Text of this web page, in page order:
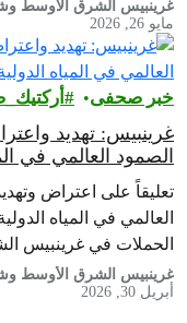
غرينبيس الشرق الأوسط
مايو 26, 2026
خبر صحفى
غرينبيس: تهديد
الصمود العالمي في
الدولي الإنساني
تعليقاً على اعتراض
العالمي في المياه
الحملات في غرينبيس
الحطاب، من على متن
غرينبيس الشرق الأوسط
أبريل 30, 2026